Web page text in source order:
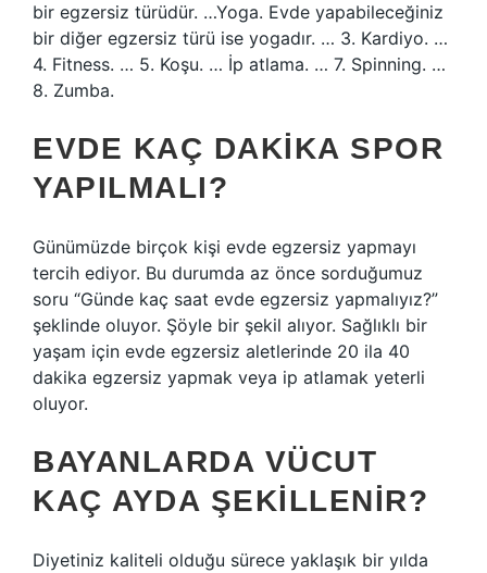
bir egzersiz türüdür. …Yoga. Evde yapabileceğiniz
bir diğer egzersiz türü ise yogadır. … 3. Kardiyo. …
4. Fitness. … 5. Koşu. … İp atlama. … 7. Spinning. …
8. Zumba.
EVDE KAÇ DAKIKA SPOR
YAPILMALI?
Günümüzde birçok kişi evde egzersiz yapmayı
tercih ediyor. Bu durumda az önce sorduğumuz
soru “Günde kaç saat evde egzersiz yapmalıyız?”
şeklinde oluyor. Şöyle bir şekil alıyor. Sağlıklı bir
yaşam için evde egzersiz aletlerinde 20 ila 40
dakika egzersiz yapmak veya ip atlamak yeterli
oluyor.
BAYANLARDA VÜCUT
KAÇ AYDA ŞEKILLENIR?
Diyetiniz kaliteli olduğu sürece yaklaşık bir yılda